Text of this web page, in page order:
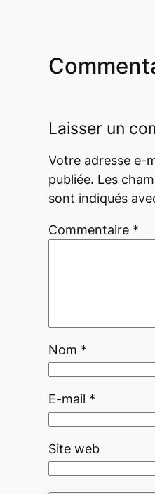
Laisser un
Votre adresse e-
publiée. Les
sont indiqués
Commentaire *
Nom *
E-mail *
Site web